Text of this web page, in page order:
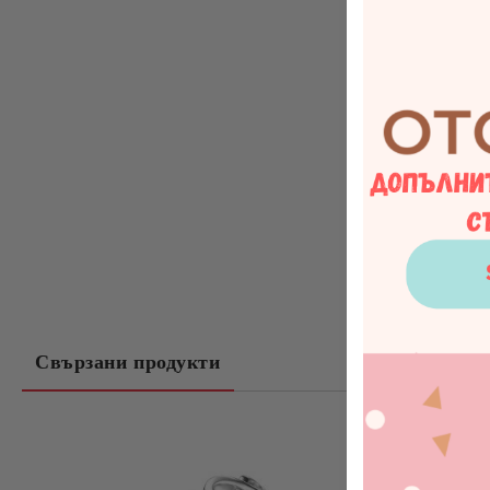
Свързани продукти